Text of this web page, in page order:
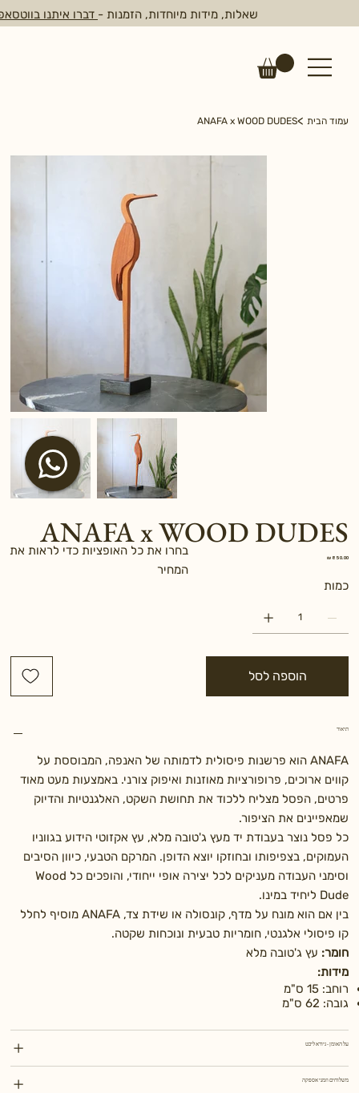
שאלות, מידות מיוחדות, הזמנות - דברו איתנו
עמוד הבית >
ANAFA x WOOD DUDES
ANAFA x WOOD DUDES
מחיר ‏850.00 ‏₪
כמות
הוספה לסל
תיאור
ANAFA הוא פרשנות פיסולית לדמותה של האנפה, המבוססת על
קווים ארוכים, פרופורציות מאוזנות ואיפוק צורני. באמצעות מעט מאוד
פרטים, הפסל מצליח ללכוד את תחושת השקט, האלגנטיות והדיוק
שמאפיינים את הציפור.
כל פסל נוצר בעבודת יד מעץ ג'טובה מלא, עץ אקזוטי הידוע בגווניו
העמוקים, בצפיפותו ובחוזקו יוצא הדופן. המרקם הטבעי, כיוון הסיבים
וסימני העבודה מעניקים לכל יצירה אופי ייחודי, והופכים כל Wood
Dude ליחיד במינו.
בין אם הוא מונח על מדף, קונסולה או שידת צד, ANAFA מוסיף לחלל
קו פיסולי אלגנטי, חומריות טבעית ונוכחות שקטה.
חומר: עץ ג'טובה מלא
מידות:
רוחב: 15 ס"מ
גובה: 62 ס"מ
על האומן - גיורא ליכט
משלוחים וזמני אספקה
בחרו את כל האופציות כדי לראות את
המחיר